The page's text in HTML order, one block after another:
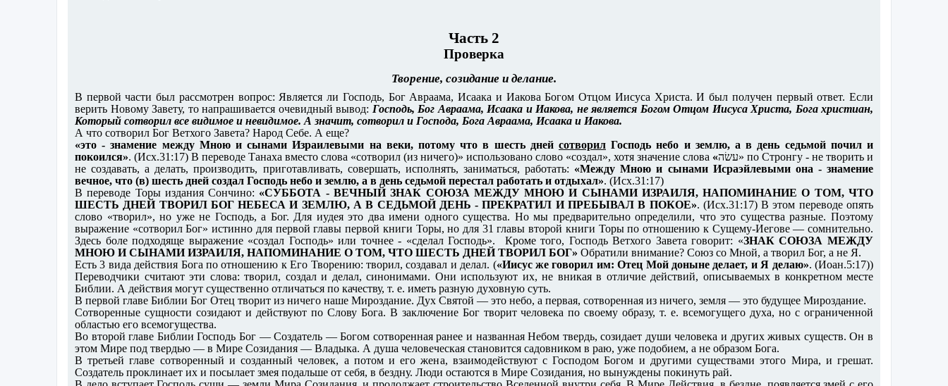
Часть 2
Проверка
Творение, созидание и делание.
В первой части был рассмотрен вопрос: Является ли Господь, Бог Авраама, Исаака и Иакова Богом Отцом Иисуса Христа. И был получен первый ответ. Если
верить Новому Завету, то напрашивается очевидный вывод: Господь, Бог Авраама, Исаака и Иакова, не является Богом Отцом Иисуса Христа, Бога христиан,
Который сотворил все видимое и невидимое. А значит, сотворил и Господа, Бога Авраама, Исаака и Иакова.
А что сотворил Бог Ветхого Завета? Народ Себе. А еще?
«это - знамение между Мною и сынами Израилевыми на веки, потому что в шесть дней сотворил Господь небо и землю, а в день седьмой почил и
покоился». (Исх.31:17) В переводе Танаха вместо слова «сотворил (из ничего)» использовано слово «создал», хотя значение слова «עשׂה‎» по Стронгу - не творить и
не создавать, а делать, производить, приготавливать, совершать, исполнять, заниматься, работать: «Между Мною и сынами Исраэйлевыми она - знамение
вечное, что (в) шесть дней создал Господь небо и землю, а в день седьмой перестал работать и отдыхал». (Исх.31:17)
В переводе Торы издания Сончино: «СУББОТА - ВЕЧНЫЙ ЗНАК СОЮЗА МЕЖДУ МНОЮ И СЫНАМИ ИЗРАИЛЯ, НАПОМИНАНИЕ О ТОМ, ЧТО
ШЕСТЬ ДНЕЙ ТВОРИЛ БОГ НЕБЕСА И ЗЕМЛЮ, А В СЕДЬМОЙ ДЕНЬ - ПРЕКРАТИЛ И ПРЕБЫВАЛ В ПОКОЕ». (Исх.31:17) В этом переводе опять
слово «творил», но уже не Господь, а Бог. Для иудея это два имени одного существа. Но мы предварительно определили, что это существа разные. Поэтому
выражение «сотворил Бог» истинно для первой главы первой книги Торы, но для 31 главы второй книги Торы по отношению к Сущему-Иегове — сомнительно.
Здесь боле подходяще выражение «создал Господь» или точнее - «сделал Господь». Кроме того, Господь Ветхого Завета говорит: «ЗНАК СОЮЗА МЕЖДУ
МНОЮ И СЫНАМИ ИЗРАИЛЯ, НАПОМИНАНИЕ О ТОМ, ЧТО ШЕСТЬ ДНЕЙ ТВОРИЛ БОГ» Обратили внимание? Союз со Мной, а творил Бог, а не Я.
Есть 3 вида действия Бога по отношению к Его Творению: творил, создавал и делал. («Иисус же говорил им: Отец Мой доныне делает, и Я делаю». (Иоан.5:17))
Переводчики считают эти слова: творил, создал и делал, синонимами. Они используют их, не вникая в отличие действий, описываемых в конкретном месте
Библии. А действия могут существенно отличаться по качеству, т. е. иметь разную духовную суть.
В первой главе Библии Бог Отец творит из ничего наше Мироздание. Дух Святой — это небо, а первая, сотворенная из ничего, земля — это будущее Мироздание.
Сотворенные сущности созидают и действуют по Слову Бога. В заключение Бог творит человека по своему образу, т. е. всемогущего духа, но с ограниченной
областью его всемогущества.
Во второй главе Библии Господь Бог — Создатель — Богом сотворенная ранее и названная Небом твердь, созидает души человека и других живых существ. Он в
этом Мире под твердью — в Мире Созидания — Владыка. А душа человеческая становится садовником в раю, уже подобием, а не образом Бога.
В третьей главе сотворенный и созданный человек, а потом и его жена, взаимодействуют с Господом Богом и другими существами этого Мира, и грешат.
Создатель проклинает их и посылает змея подальше от себя, в бездну. Люди остаются в Мире Созидания, но вынуждены покинуть рай.